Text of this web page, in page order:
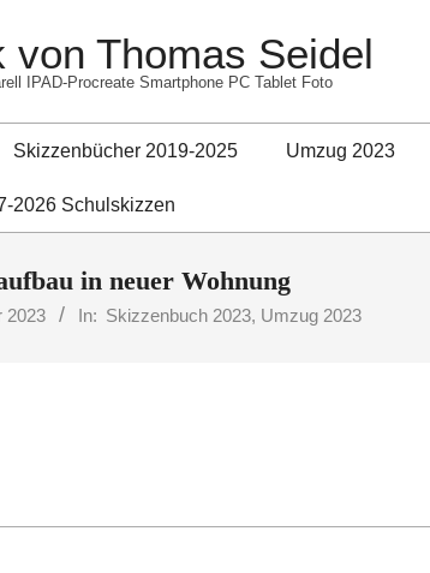
Thomas Seidel
IPAD-Procreate Smartphone PC Tablet Foto
Skizzenbücher 2019-2025 Umzug 2023
2026 Schulskizzen
in neuer Wohnung
2023 In: Skizzenbuch 2023, Umzug 2023